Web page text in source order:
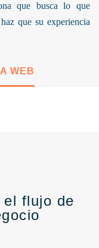
que busca lo que
que su experiencia
WEB
el flujo de